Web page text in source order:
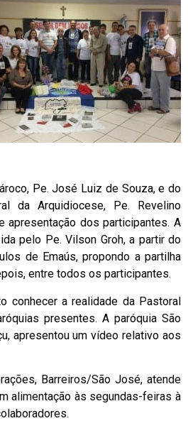
Pe. José Luiz de Souza, e do
da Arquidiocese, Pe. Revelino
apresentação dos participantes. A
pelo Pe. Vilson Groh, a partir do
de Emaús, propondo a partilha
entre todos os participantes.
conhecer a realidade da Pastoral
presentes. A paróquia São
apresentou um vídeo relativo aos
Barreiros/São José, atende
alimentação às segundas-feiras à